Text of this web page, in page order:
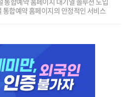
통합예약 홈페이지의 안정적인 서비스
있으며, 순차적으로 홈페이지 이용이
용자 여러분께 보다 공정하고 쾌적한 예약
위한 조치이오니, 많은 이해와 협조를
사합니다.